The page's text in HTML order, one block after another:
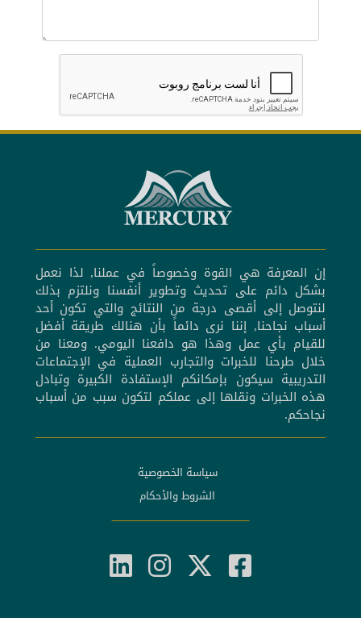
إن المعرفة هي القوة وخصوصاً في عملنا, لذا نعمل
بشكل دائم على تحديث وتطوير أنفسنا ونلتزم بذلك
لنتوصل إلى أقصى درجة من النتائج والتي تكون أحد
أسباب نجاحنا, إننا نرى دائماً بأن هنالك طريقة أفضل
للقيام بأي عمل وهذا هو دافعنا اليومي. ومعنا من
خلال طرحنا للخبرات والتجارب العملية في الإجتماعات
التدريبية سيكون بإمكانكم الإستفادة الكبيرة وتبادل
هذه الخبرات ونقلها إلى عملكم لتكون سبب من أسباب
نجاحكم.
سياسة الخصوصية
الشروط والأحكام